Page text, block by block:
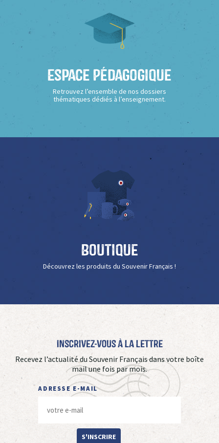
Espace Pédagogique
Retrouvez l’ensemble de nos dossiers
thématiques dédiés à l’enseignement.
Boutique
Découvrez les produits du Souvenir Français !
Inscrivez-vous à La Lettre
Recevez l’actualité du Souvenir Français dans votre boîte
mail une fois par mois.
ADRESSE E-MAIL
S'INSCRIRE